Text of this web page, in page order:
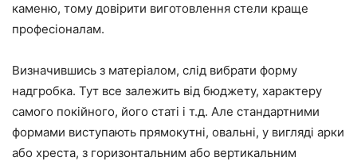
каменю, тому довірити виготовлення стели краще
професіоналам.
Визначившись з матеріалом, слід вибрати форму
надгробка. Тут все залежить від бюджету, характеру
самого покійного, його статі і т.д. Але стандартними
формами виступають прямокутні, овальні, у вигляді арки
або хреста, з горизонтальним або вертикальним